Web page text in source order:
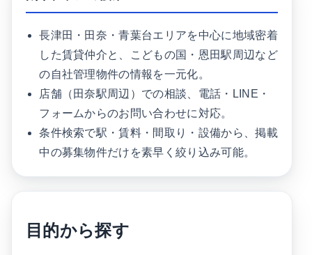
長津田・田奈・青葉台エリアを中心に地域密着
した賃貸仲介と、こどもの国・恩田駅周辺など
の自社管理物件の情報を一元化。
店舗（田奈駅周辺）での相談、電話・LINE・
フォームからのお問い合わせに対応。
条件検索で駅・賃料・間取り・設備から、掲載
中の募集物件だけを素早く絞り込み可能。
目的から探す